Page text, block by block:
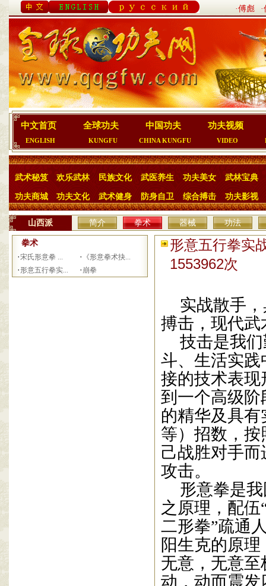
·傅彪
中文首页
ENGLISH
全球功夫
KUNGFU
中国功夫
CHINA KUNGFU
功夫视频
VIDEO
武术秘笈 欢乐武林 民族文化 武医养生 功夫美女 武林宝典
功夫商城 功夫文化 武术健身 防身自卫 综合搏击 功夫影视
山西派 简介 拳术 器械 功法
拳术
·宋氏形意拳 ... · 《形意拳术抉...
· 形意五行拳实... · 崩拳
形意五行拳
1553962次
实战散手
搏击，现代
技击是我
斗、生活实
接的技术表
到一个高级
的精华及具
等）招数，
己战胜对手
攻击。
形意拳是
之原理，配伍
二形拳”疏通
阳生克的原
无意，无意
动，动而震